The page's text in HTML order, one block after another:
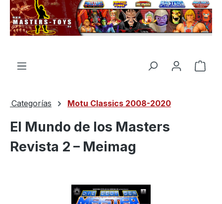
principal
El
Categorías Motu Classics 2008-2020
El Mundo de los Masters
Revista 2 – Meimag
Omitir galería de imágenes